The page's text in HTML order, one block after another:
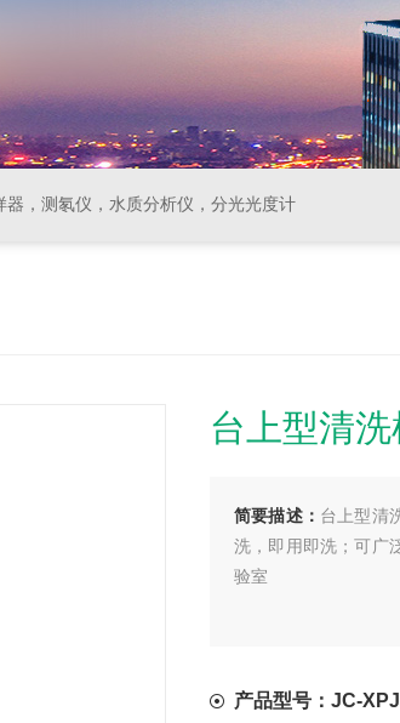
，测氡仪，水质分析仪，分光光度计
台上型清洗
简要描述： 台上型清
洗，即用即洗；可广
验室
产品型号：JC-